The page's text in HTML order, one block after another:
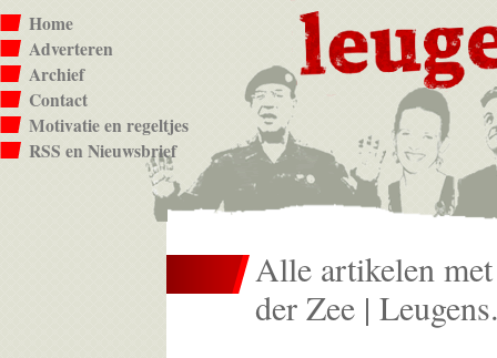
Home
Adverteren
Archief
Contact
Motivatie en regeltjes
RSS en Nieuwsbrief
Alle artikelen
der Zee |